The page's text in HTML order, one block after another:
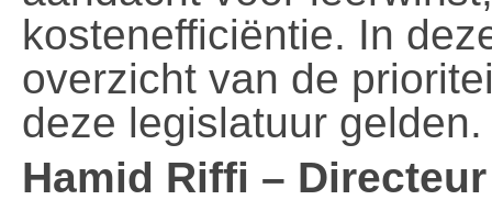
kostenefficiëntie. In
overzicht van de
deze legislatuur gelden.
Hamid Riffi –